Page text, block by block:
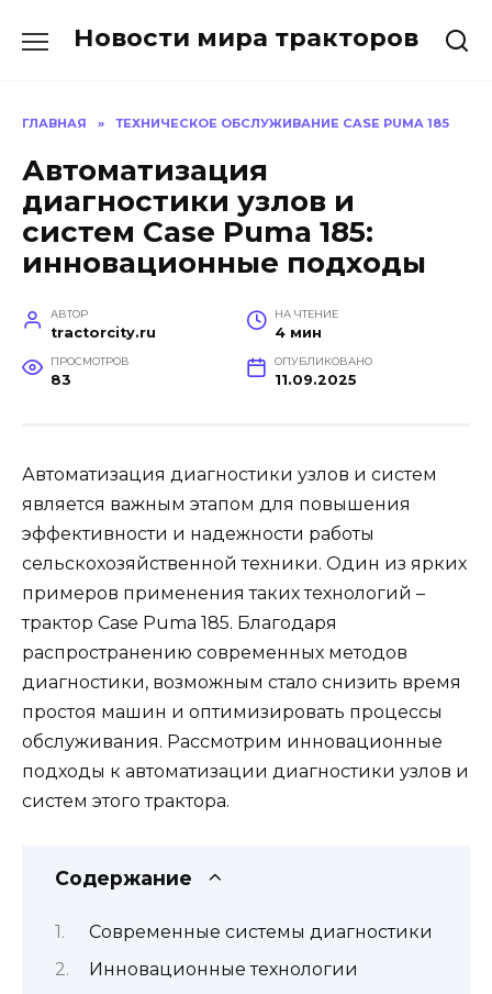
Новости мира тракторов
ГЛАВНАЯ » ТЕХНИЧЕСКОЕ ОБСЛУЖИВАНИЕ CASE PUMA 185
Автоматизация
диагностики узлов и
систем Case Puma 185:
инновационные подходы
АВТОР
tractorcity.ru
НА ЧТЕНИЕ
4 мин
ПРОСМОТРОВ
83
ОПУБЛИКОВАНО
11.09.2025
Автоматизация диагностики узлов и систем
является важным этапом для повышения
эффективности и надежности работы
сельскохозяйственной техники. Один из ярких
примеров применения таких технологий –
трактор Case Puma 185. Благодаря
распространению современных методов
диагностики, возможным стало снизить время
простоя машин и оптимизировать процессы
обслуживания. Рассмотрим инновационные
подходы к автоматизации диагностики узлов и
систем этого трактора.
Содержание
Современные системы диагностики
Инновационные технологии